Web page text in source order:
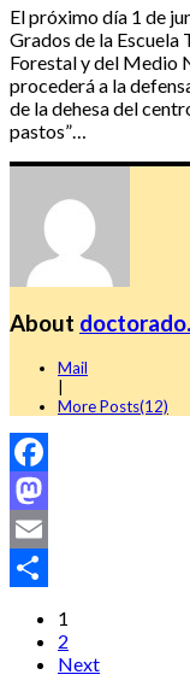
El próximo día 1 de
Grados de la Escuela
Forestal y del Medio
procederá a la
de la dehesa del
pastos”…
About
Mail
More Posts(12)
Facebook
Mastodon
Email
1
2
Next